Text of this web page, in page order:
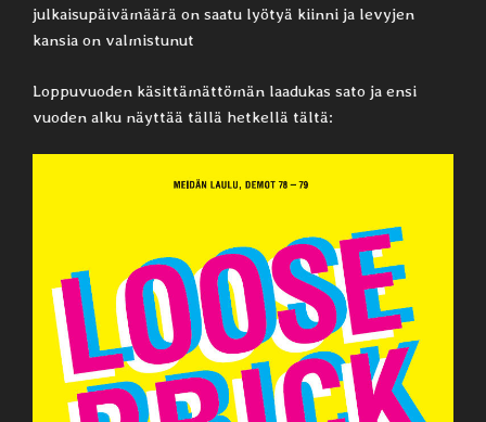
julkaisupäivämäärä on saatu lyötyä kiinni ja levyjen
kansia on valmistunut
Loppuvuoden käsittämättömän laadukas sato ja ensi
vuoden alku näyttää tällä hetkellä tältä: